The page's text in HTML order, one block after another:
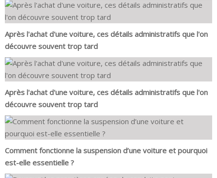
Après l'achat d'une voiture, ces détails administratifs que l'on
découvre souvent trop tard
Après l'achat d'une voiture, ces détails administratifs que l'on
découvre souvent trop tard
Comment fonctionne la suspension d’une voiture et pourquoi
est-elle essentielle ?